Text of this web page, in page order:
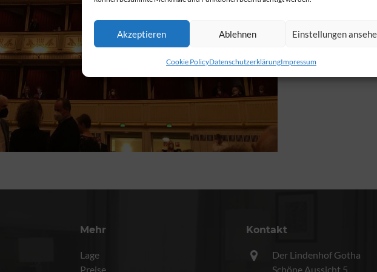
Akzeptieren Ablehnen Einstellungen
Cookie PolicyDatenschutzerklärungImpressum
Mehr
Lage
Preise
Kontakt
Der Lindenhof Gotha
Schöne Aussicht 5